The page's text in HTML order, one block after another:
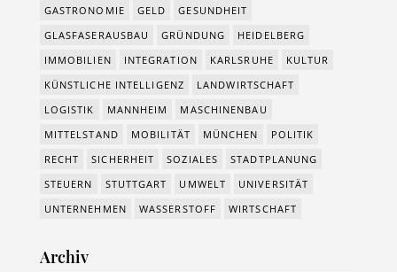
GASTRONOMIE
GELD
GESUNDHEIT
GLASFASERAUSBAU
GRÜNDUNG
HEIDELBERG
IMMOBILIEN
INTEGRATION KARLSRUHE
KULTUR
KÜNSTLICHE INTELLIGENZ
LANDWIRTSCHAFT
LOGISTIK
MANNHEIM
MASCHINENBAU
MITTELSTAND
MOBILITÄT MÜNCHEN
POLITIK
RECHT
SICHERHEIT SOZIALES
STADTPLANUNG
STEUERN
STUTTGART UMWELT
UNIVERSITÄT
UNTERNEHMEN
WASSERSTOFF WIRTSCHAFT
Archiv